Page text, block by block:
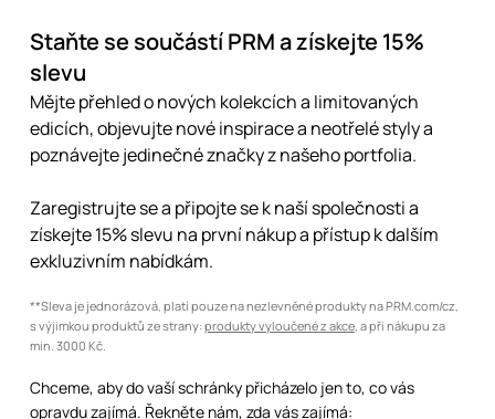
Staňte se součástí PRM a získejte 15%
slevu
Mějte přehled o nových kolekcích a limitovaných
edicích, objevujte nové inspirace a neotřelé styly a
poznávejte jedinečné značky z našeho portfolia.
Zaregistrujte se a připojte se k naší společnosti a
získejte 15% slevu na první nákup a přístup k dalším
exkluzivním nabídkám.
**Sleva je jednorázová, platí pouze na nezlevněné produkty na PRM.com/cz,
s výjimkou produktů ze strany: produkty vyloučené z akce, a při nákupu za
min. 3000 Kč.
Chceme, aby do vaší schránky přicházelo jen to, co vás
opravdu zajímá. Řekněte nám, zda vás zajímá: